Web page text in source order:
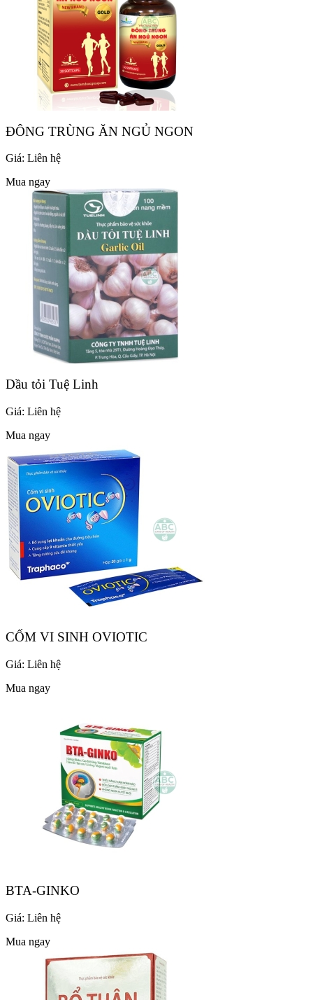
ĐÔNG TRÙNG ĂN NGỦ NGON
Giá: Liên hệ
Mua ngay
Dầu tỏi Tuệ Linh
Giá: Liên hệ
Mua ngay
CỐM VI SINH OVIOTIC
Giá: Liên hệ
Mua ngay
BTA-GINKO
Giá: Liên hệ
Mua ngay